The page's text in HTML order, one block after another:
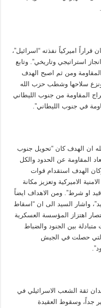
اميركياً نفذته “اسرائيل”،
استراتيجي وتاريخي”. وتابع
ومن ثم اصبح الهدف
ونزع سلاحها وشطب حزب الله
المقاومة من جنوب الليطاني
في جنوب الليطاني”.
ان الهدف كان “تحويل جنوب
المقاومة عن الحدود والكل
الهدف استقدام قوات
الاميركية وتعزيز مكانة
قيد او شرط”. ومن الاهداف ايضاً
واشار السيد الى ان “اسقاط
اهتزاز المؤسسة العسكرية
بين الجنود والضباط
التي حصلت في الجيش
ثقة الشعب الاسرائيلي في
جداً، وسقوط العقيدة